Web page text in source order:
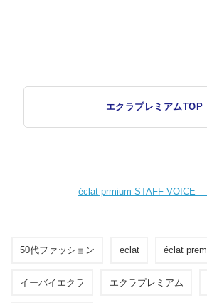
エクラプレミアムTOP
éclat prmium STAFF VOICE
50代ファッション eclat éclat
イーバイエクラ エクラプレミアム